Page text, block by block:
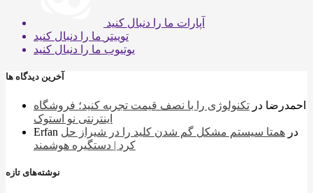
آپارات ما را دنبال کنید
توییتر ما را دنبال کنید
یوتیوب ما را دنبال کنید
آخرین دیدگاه ها
احمدرضا در تکنولوژی را با نصف قیمت تجربه کنید؛ فروشگاه
اینترنتی نو استوک
Erfan
در همتا سیستم مشکل گم شدن کلید را در شیراز حل
کرد | دستگیره هوشمند
نوشته‌های تازه